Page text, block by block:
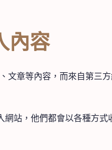
內容
文章等內容，而來自第三
站，他們都會以各種方